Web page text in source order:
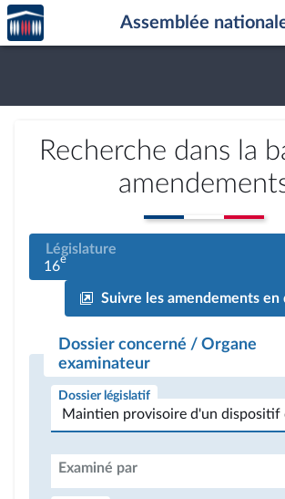
Aller au contenu
Aller en bas de la page
Accèder
à la
page
Assemblée
Recherche dans la
Législature
16e
Suivre les amendements en
Dossier concerné / Organe
examinateur
Dossier législatif
Examiné par